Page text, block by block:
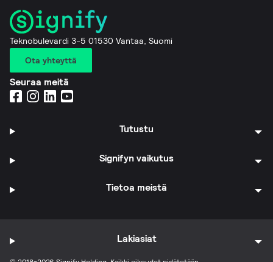
Teknobulevardi 3-5 01530 Vantaa, Suomi
Ota yhteyttä
Seuraa meitä
Tutustu
Signifyn vaikutus
Tietoa meistä
Lakiasiat